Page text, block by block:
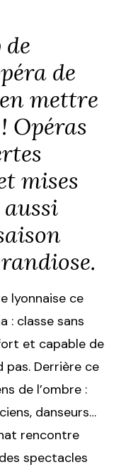
de
mettre
Opéras
mises
lyonnaise ce
: classe sans
et capable de
pas. Derrière ce
de l’ombre :
danseurs…
rencontre
spectacles